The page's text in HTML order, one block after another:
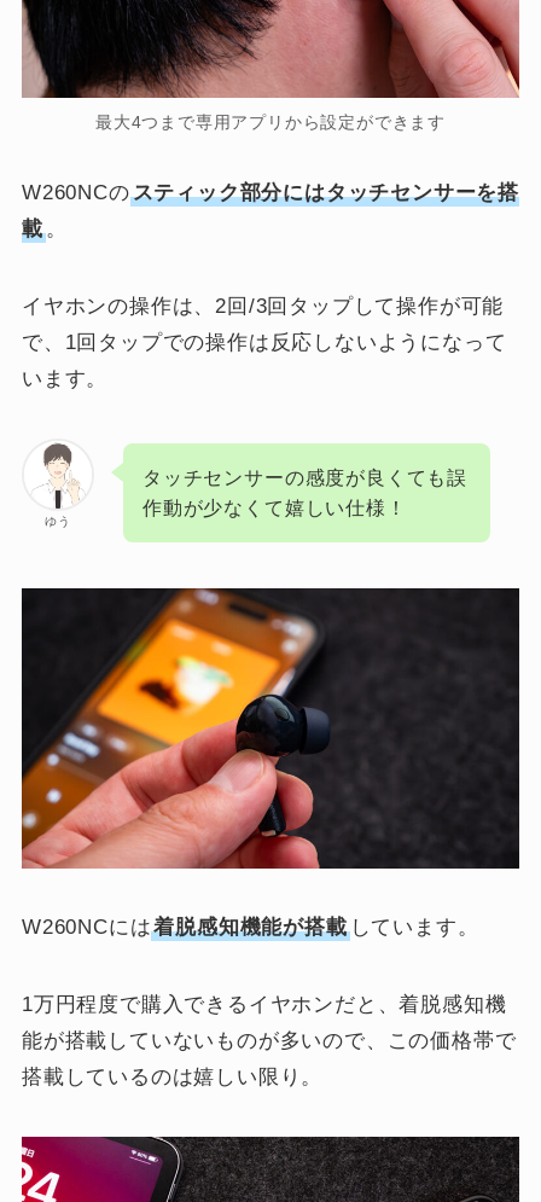
最大4つまで専用アプリから設定ができます
W260NCのスティック部分にはタッチセンサーを搭
載。
イヤホンの操作は、2回/3回タップして操作が可能
で、1回タップでの操作は反応しないようになって
います。
ゆう
タッチセンサーの感度が良くても誤
作動が少なくて嬉しい仕様！
W260NCには着脱感知機能が搭載しています。
1万円程度で購入できるイヤホンだと、着脱感知機
能が搭載していないものが多いので、この価格帯で
搭載しているのは嬉しい限り。